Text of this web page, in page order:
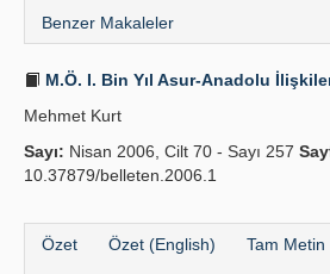
Benzer Makaleler
M.Ö. I. Bin Yıl Asur-Anadolu
Mehmet Kurt
Sayı: Nisan 2006, Cilt 70 - Sayı 257
10.37879/belleten.2006.1
Özet Özet (English) Tam Metin